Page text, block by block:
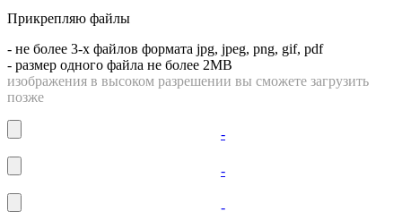
Прикрепляю файлы
- не более 3-х файлов формата jpg, jpeg, png, gif, pdf
- размер одного файла не более 2MB
изображения в высоком разрешении вы сможете загрузить
позже
-
-
-